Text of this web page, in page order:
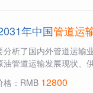
年中国管道运
分析了国内外管道运输
油管道运输发展现状、
格：RMB 12800